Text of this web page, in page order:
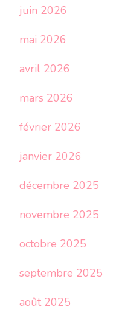
juin 2026
mai 2026
avril 2026
mars 2026
février 2026
janvier 2026
décembre 2025
novembre 2025
octobre 2025
septembre 2025
août 2025